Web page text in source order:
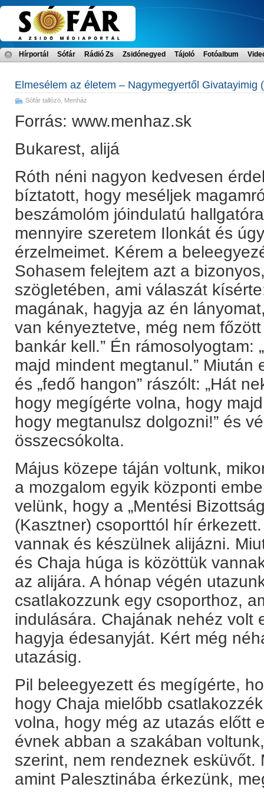
Hírportál Sófár Rádió Zs Zsidónegyed Tájoló Fotóalbum
Elmesélem az életem – Nagymegyertől Givatayimig
Sófár tallózó Menház
Forrás: www.menhaz.sk
Bukarest, alijá
Róth néni nagyon kedvesen
bíztatott, hogy meséljek
beszámolóm jóindulatú
mennyire szeretem Ilonkát és
érzelmeimet. Kérem a
Sohasem felejtem azt a
szögletében, ami válaszát
magának, hagyja az én
van kényeztetve, még nem
bankár kell.” Én rámosolyogtam:
majd mindent megtanul.”
és „fedő hangon” rászólt: „Hát
hogy megígérte volna, hogy
hogy megtanulsz dolgozni!” és
összecsókolta.
Május közepe táján voltunk,
a mozgalom egyik központi
velünk, hogy a „Mentési
(Kasztner) csoporttól hír
vannak és készülnek alijázni.
és Chaja húga is közöttük
az alijára. A hónap végén
csatlakozzunk egy csoporthoz,
indulására. Chajának nehéz volt
hagyja édesanyját. Kért még
utazásig.
Pil beleegyezett és megígérte,
hogy Chaja mielőbb
volna, hogy még az utazás előtt
évnek abban a szakában
szerint, nem rendeznek
amint Palesztinába érkezünk,